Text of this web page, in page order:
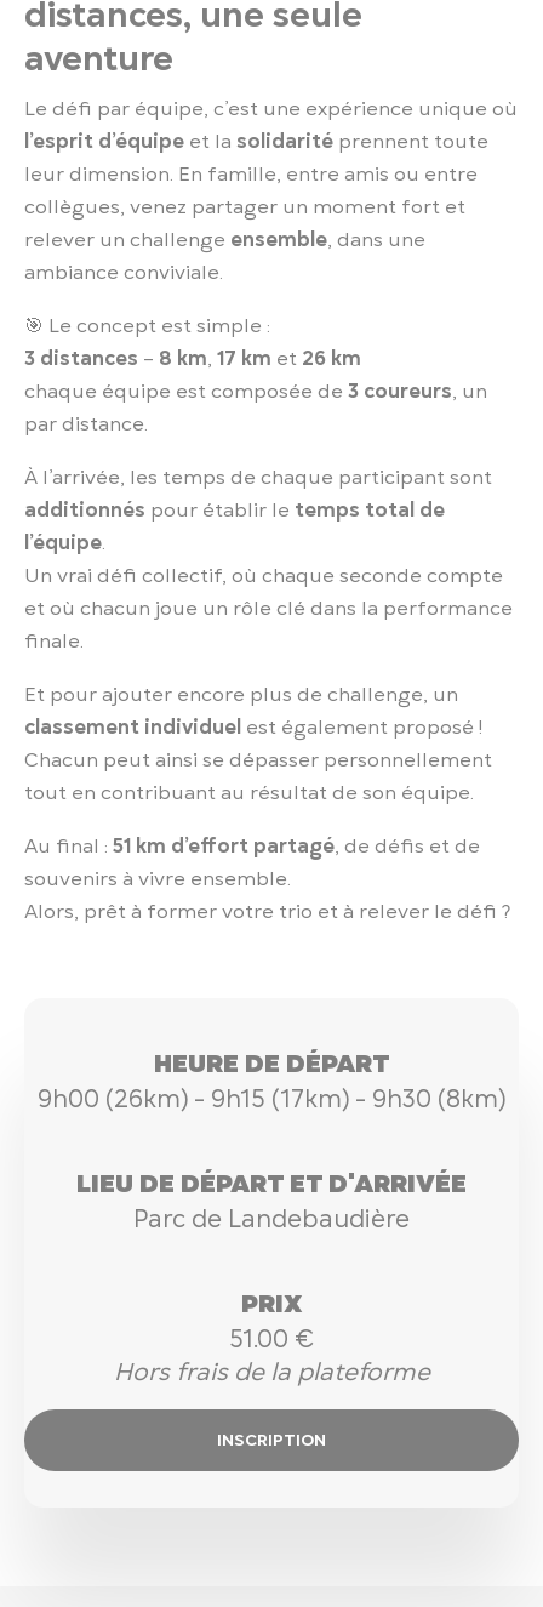
distances, une seule
aventure
Le défi par équipe, c’est une expérience unique où
l’esprit d’équipe et la solidarité prennent toute
leur dimension. En famille, entre amis ou entre
collègues, venez partager un moment fort et
relever un challenge ensemble, dans une
ambiance conviviale.
🎯 Le concept est simple :
3 distances – 8 km, 17 km et 26 km
chaque équipe est composée de 3 coureurs, un
par distance.
À l’arrivée, les temps de chaque participant sont
additionnés pour établir le temps total de
l’équipe.
Un vrai défi collectif, où chaque seconde compte
et où chacun joue un rôle clé dans la performance
finale.
Et pour ajouter encore plus de challenge, un
classement individuel est également proposé !
Chacun peut ainsi se dépasser personnellement
tout en contribuant au résultat de son équipe.
Au final : 51 km d’effort partagé, de défis et de
souvenirs à vivre ensemble.
Alors, prêt à former votre trio et à relever le défi ?
HEURE DE DÉPART
9h00 (26km) - 9h15 (17km) - 9h30 (8km)
LIEU DE DÉPART ET D'ARRIVÉE
Parc de Landebaudière
PRIX
51.00 €
Hors frais de la plateforme
INSCRIPTION